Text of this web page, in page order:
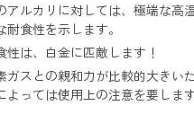
アルカリに対しては、極端な高
食性を示します。
性は、白金に匹敵します！
ガスとの親和力が比較的大きい
よっては使用上の注意を要します